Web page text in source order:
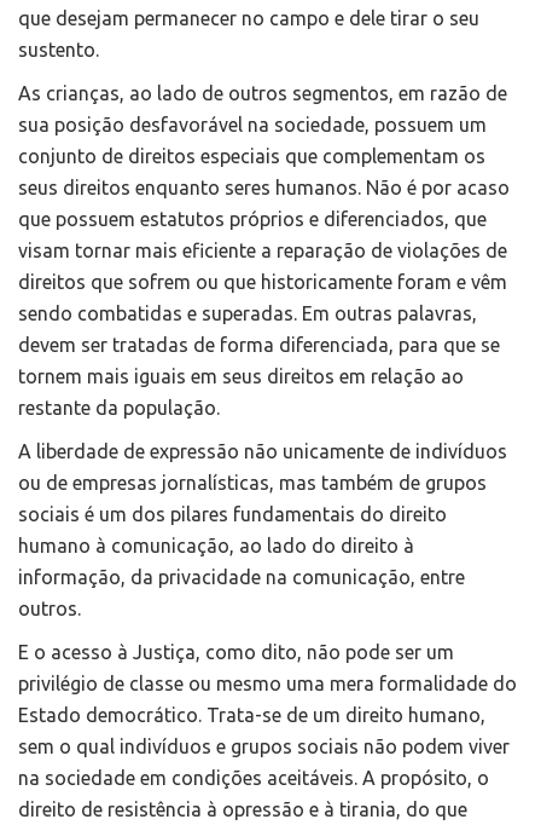
que desejam permanecer no campo e dele tirar o seu
sustento.
As crianças, ao lado de outros segmentos, em razão de
sua posição desfavorável na sociedade, possuem um
conjunto de direitos especiais que complementam os
seus direitos enquanto seres humanos. Não é por acaso
que possuem estatutos próprios e diferenciados, que
visam tornar mais eficiente a reparação de violações de
direitos que sofrem ou que historicamente foram e vêm
sendo combatidas e superadas. Em outras palavras,
devem ser tratadas de forma diferenciada, para que se
tornem mais iguais em seus direitos em relação ao
restante da população.
A liberdade de expressão não unicamente de indivíduos
ou de empresas jornalísticas, mas também de grupos
sociais é um dos pilares fundamentais do direito
humano à comunicação, ao lado do direito à
informação, da privacidade na comunicação, entre
outros.
E o acesso à Justiça, como dito, não pode ser um
privilégio de classe ou mesmo uma mera formalidade do
Estado democrático. Trata-se de um direito humano,
sem o qual indivíduos e grupos sociais não podem viver
na sociedade em condições aceitáveis. A propósito, o
direito de resistência à opressão e à tirania, do que